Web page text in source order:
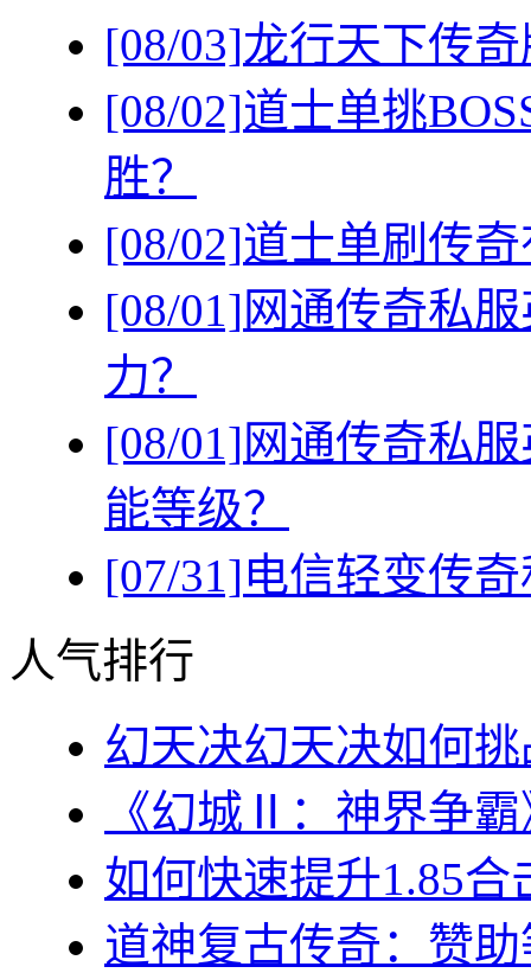
[08/03]龙行天下传
[08/02]道士单挑
胜？
[08/02]道士单刷传
[08/01]网通传奇私
力？
[08/01]网通传奇私
能等级？
[07/31]电信轻变传
人气排行
幻天决幻天决如何
《幻城Ⅱ：神界争
如何快速提升1.85
道神复古传奇：赞